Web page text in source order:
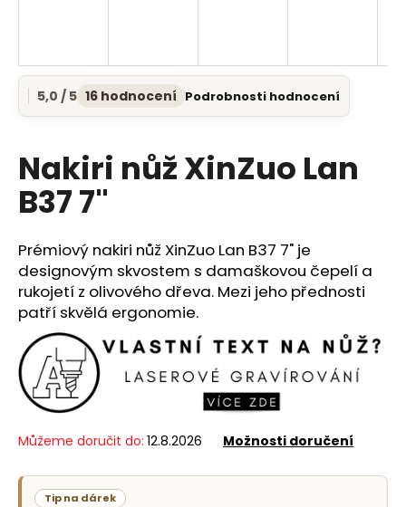
Průměrné
hodnocení
je
5,0
z
5
5,0 / 5 16 hodnocení Podrobnosti hodnocení
Nakiri nůž XinZuo Lan
B37 7"
Prémiový nakiri nůž XinZuo Lan B37 7" je
designovým skvostem s damaškovou čepelí a
rukojetí z olivového dřeva. Mezi jeho přednosti
patří skvělá ergonomie.
Můžeme doručit do: 12.8.2026 Možnosti doručení
Tip na dárek
í
?
D
o
p
o
r
u
j
m